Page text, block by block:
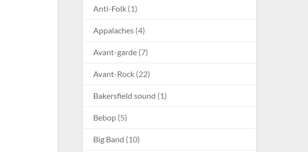
Anti-Folk (1)
Appalaches (4)
Avant-garde (7)
Avant-Rock (22)
Bakersfield sound (1)
Bebop (5)
Big Band (10)